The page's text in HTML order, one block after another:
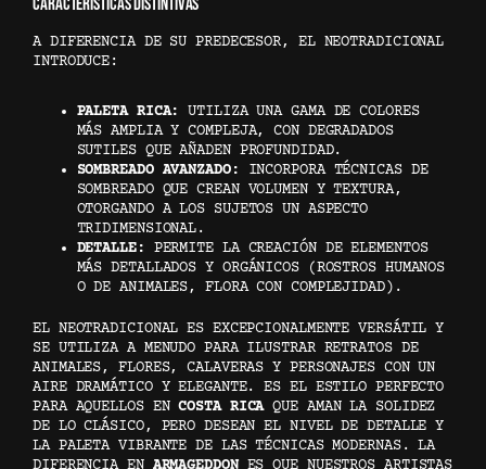
A DIFERENCIA DE SU PREDECESOR, EL NEOTRADICIONAL
INTRODUCE:
PALETA RICA:
UTILIZA UNA GAMA DE COLORES
MÁS AMPLIA Y COMPLEJA, CON DEGRADADOS
SUTILES QUE AÑADEN PROFUNDIDAD.
SOMBREADO AVANZADO:
INCORPORA TÉCNICAS DE
SOMBREADO QUE CREAN VOLUMEN Y TEXTURA,
OTORGANDO A LOS SUJETOS UN ASPECTO
TRIDIMENSIONAL.
DETALLE:
PERMITE LA CREACIÓN DE ELEMENTOS
MÁS DETALLADOS Y ORGÁNICOS (ROSTROS HUMANOS
O DE ANIMALES, FLORA CON COMPLEJIDAD).
EL NEOTRADICIONAL ES EXCEPCIONALMENTE VERSÁTIL Y
SE UTILIZA A MENUDO PARA ILUSTRAR RETRATOS DE
ANIMALES, FLORES, CALAVERAS Y PERSONAJES CON UN
AIRE DRAMÁTICO Y ELEGANTE. ES EL ESTILO PERFECTO
PARA AQUELLOS ENCOSTA RICAQUE AMAN LA SOLIDEZ
DE LO CLÁSICO, PERO DESEAN EL NIVEL DE DETALLE Y
LA PALETA VIBRANTE DE LAS TÉCNICAS MODERNAS. LA